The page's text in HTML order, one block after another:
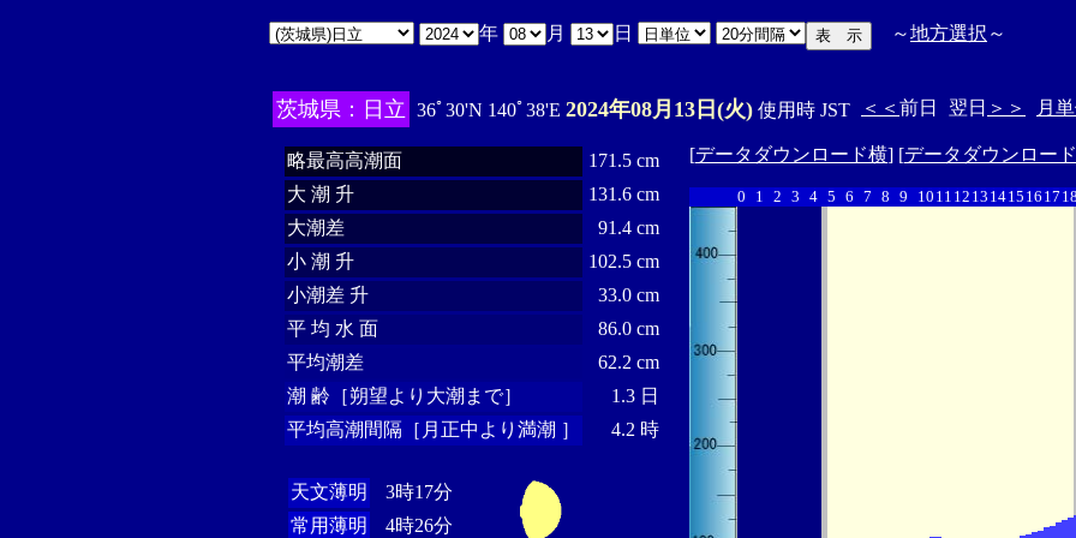
年 月 日 ～地方選択 ～
茨城県：日立 36ﾟ30'N 140ﾟ38'E 2024年08月13日(火) 使用時 JST ＜＜ 前日 翌日 ＞＞ 月
略最高高潮面
171.5 cm
大 潮 升
131.6 cm
大潮差
91.4 cm
小 潮 升
102.5 cm
小潮差 升
33.0 cm
平 均 水 面
86.0 cm
平均潮差
62.2 cm
潮 齢［朔望より大潮まで］
1.3 日
平均高潮間隔［月正中より満潮 ］
4.2 時
天文薄明
3時17分
常用薄明
4時26分
[データダウンロード横] [データダウンロー
0 1 2 3 4 5 6 7 8 9 10 11 12 13 1415 16 17